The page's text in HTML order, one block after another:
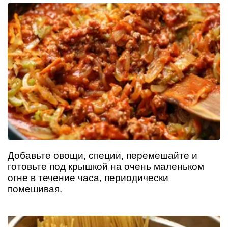
Добавьте овощи, специи, перемешайте и
готовьте под крышкой на очень маленьком
огне в течение часа, периодически
помешивая.